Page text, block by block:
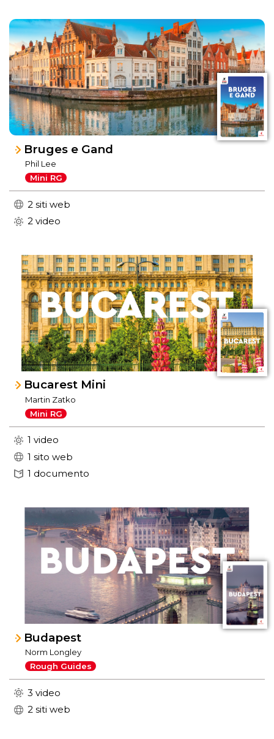
Bruges e Gand
Phil Lee
Mini RG
2 siti web
2 video
Bucarest Mini
Martin Zatko
Mini RG
1 video
1 sito web
1 documento
Budapest
Norm Longley
Rough Guides
3 video
2 siti web